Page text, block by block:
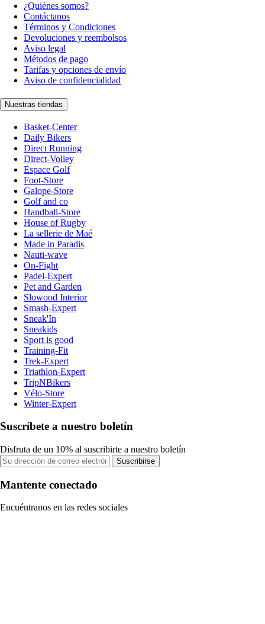
¿Quiénes somos?
Contáctanos
Términos y Condiciones
Devoluciones y reembolsos
Aviso legal
Métodos de pago
Tarifas y opciones de envío
Aviso de confidencialidad
Nuestras tiendas
Basket-Center
Daily Bikers
Direct Running
Direct-Volley
Espace Golf
Foot-Store
Galope-Store
Golf and co
Handball-Store
House of Rugby
La sellerie de Maé
Made in Paradis
Nauti-wave
On-Fight
Padel-Expert
Pet and Garden
Slowood Interior
Smash-Expert
Sneak'In
Sneakids
Sport is good
Training-Fit
Trek-Expert
Triathlon-Expert
TripNBikers
Vélo-Store
Winter-Expert
Suscríbete a nuestro boletín
Disfruta de un 10% al suscribirte a nuestro boletín
Suscribirse
Mantente conectado
Encuéntranos en las redes sociales